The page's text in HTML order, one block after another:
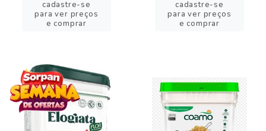
cadastre-se
para ver preços
e comprar
cadastre-se
para ver preços
e comprar